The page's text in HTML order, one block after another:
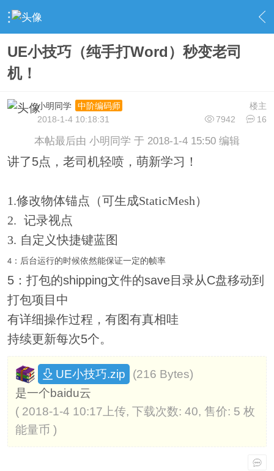
› UnrealEngine 4 专区 › UE4 编辑器使用 › 内容
UE小技巧（纯手打Word）秒变老司
机！
楼主
小明同学
中阶编码师
7942
16
2018-1-4 10:18:31
本帖最后由 小明同学 于 2018-1-4 15:50 编辑
讲了5点，老司机轻喷，萌新学习！
1.修改物体锚点（可生成StaticMesh）
2. 记录视点
3. 自定义快捷键蓝图
4：后台运行的时候依然能保证一定的帧率
5：打包的shipping文件的save目录从C盘移动到
打包项目中
有详细操作过程，有图有真相哇
持续更新每次5个。
UE小技巧.zip
(216 Bytes)
是一个baidu云
( 2018-1-4 10:17上传, 下载次数: 40, 售价: 5 枚
能量币 )